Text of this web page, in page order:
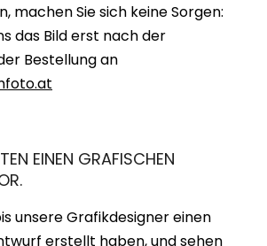
machen Sie sich keine Sorgen:
das Bild erst nach der
Bestellung an
EINEN GRAFISCHEN
unsere Grafikdesigner einen
erstellt haben, und sehen